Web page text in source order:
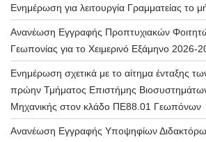
Ενημέρωση για λειτουργία Γραμματείας το
Ανανέωση Εγγραφής Προπτυχιακών
Γεωπονίας για το Χειμερινό Εξάμηνο 2026-
Ενημέρωση σχετικά με το αίτημα ένταξης
πρώην Τμήματος Επιστήμης
Μηχανικής στον κλάδο ΠΕ88.01 Γεωπόνων
Ανανέωση Εγγραφής Υποψηφίων